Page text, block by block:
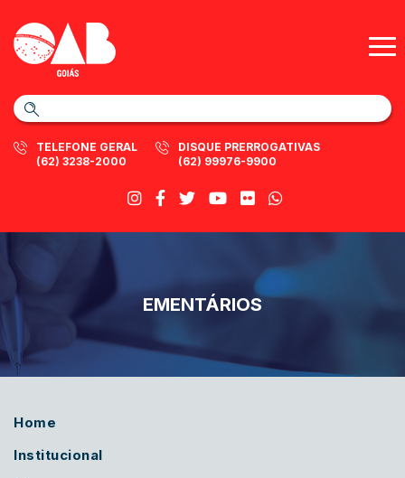
TELEFONE GERAL
(62) 3238-2000
DISQUE PRERROGATIVAS
(62) 99976-9900
EMENTÁRIOS
Home
Institucional